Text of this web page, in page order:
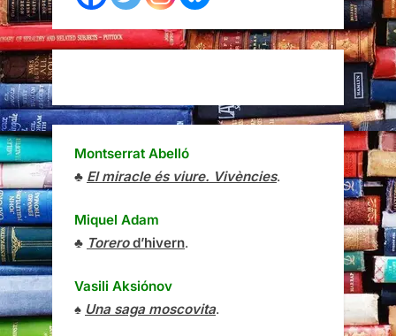
Montserrat Abelló
♣ El miracle és viure. Vivències.
Miquel Adam
♣ Torerod’hivern.
Vasili Aksiónov
♠ Una saga moscovita.